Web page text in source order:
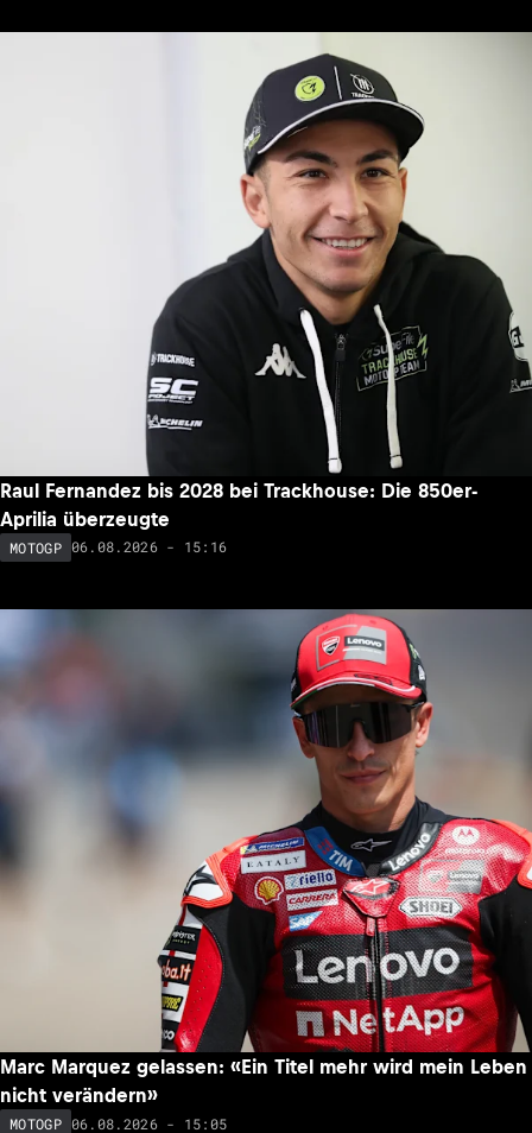
Raul Fernandez bis 2028 bei Trackhouse: Die 850er-
Aprilia überzeugte
MOTOGP 06.08.2026 - 15:16
Marc Marquez gelassen: «Ein Titel mehr wird mein Leben
nicht verändern»
MOTOGP 06.08.2026 - 15:05